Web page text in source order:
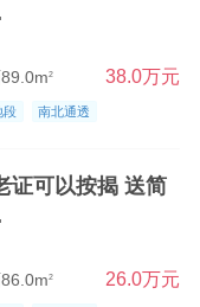
2 38.0万元
段 南北通透
2 26.0万元